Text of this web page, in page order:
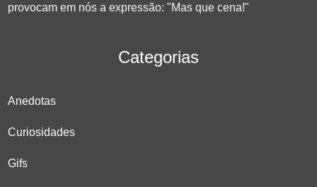
provocam em nós a expressão: "Mas que cena!"
Categorias
Anedotas
Curiosidades
Gifs